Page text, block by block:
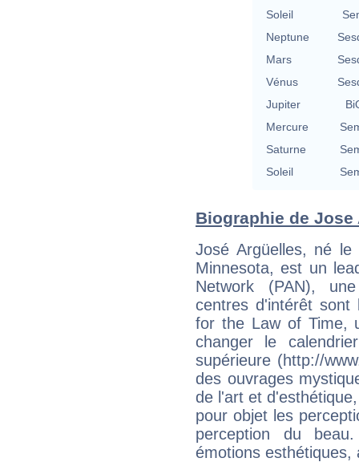
Soleil
Neptune
Mars
Vénus
Jupiter
Mercure
Saturne
Soleil
Biographie de
José Argüelles, né
Minnesota, est un
Network (PAN),
centres d'intérêt sont
for the Law of Time,
changer le
supérieure (http://
des ouvrages
de l'art et
pour objet les
perception du
émotions